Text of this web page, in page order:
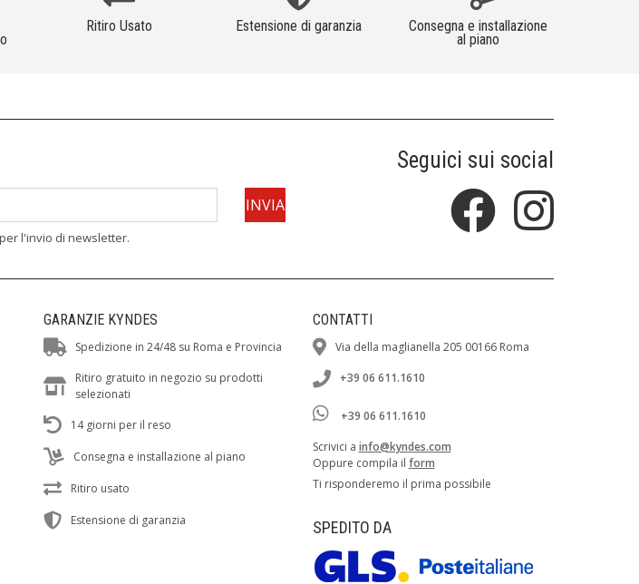
Ritiro Usato Estensione di garanzia Consegna e installazione
al piano
l'invio di newsletter.
Seguici sui social
GARANZIE KYNDES
Spedizione in 24/48 su Roma e Provincia
Ritiro gratuito in negozio su prodotti
selezionati
14 giorni per il reso
Consegna e installazione al piano
Ritiro usato
Estensione di garanzia
CONTATTI
Via della maglianella 205 00166 Roma
+39 06 611.1610
+39 06 611.1610
Scrivici a info@kyndes.com
Oppure compila il form
Ti risponderemo il prima possibile
SPEDITO DA